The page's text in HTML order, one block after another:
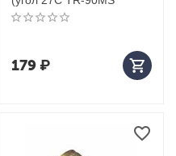
179₽